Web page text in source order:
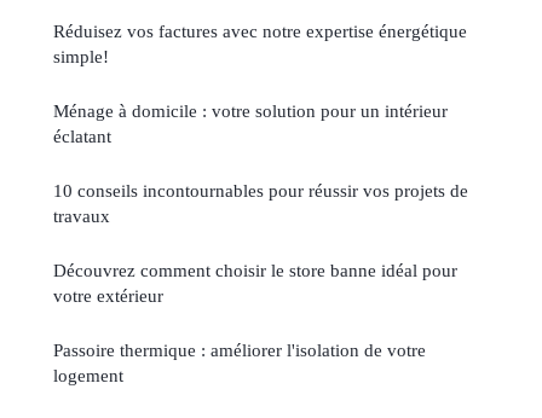
Réduisez vos factures avec notre expertise énergétique
simple!
Ménage à domicile : votre solution pour un intérieur
éclatant
10 conseils incontournables pour réussir vos projets de
travaux
Découvrez comment choisir le store banne idéal pour
votre extérieur
Passoire thermique : améliorer l'isolation de votre
logement